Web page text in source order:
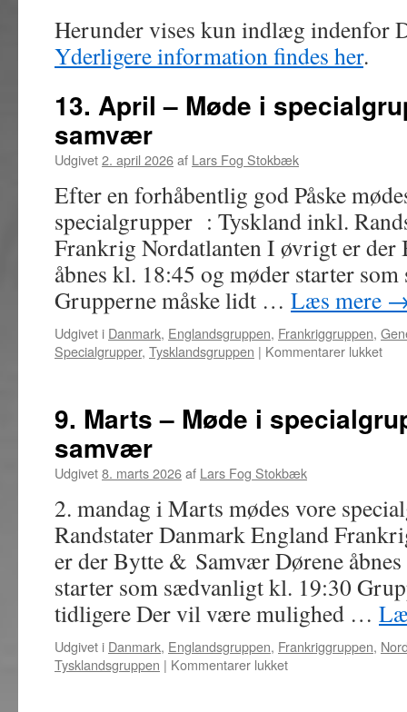
Herunder vises kun indlæg indenfor
Yderligere information findes her.
13. April – Møde i
samvær
Udgivet2. april 2026af Lars Fog Stokbæk
Efter en forhåbentlig god Påske
specialgrupper : Tyskland inkl.
Frankrig Nordatlanten I øvrigt er
åbnes kl. 18:45 og møder starter
Grupperne måske lidt … Læs mere
Udgivet i Danmark, Englandsgruppen, Frankriggruppen,
Specialgrupper, Tysklandsgruppen | Kommentarer lukkettil
9. Marts – Møde i
samvær
Udgivet8. marts 2026af Lars Fog Stokbæk
2. mandag i Marts mødes vore
Randstater Danmark England
er der Bytte & Samvær Dørene
starter som sædvanligt kl. 19:30
tidligere Der vil være mulighed …
Udgivet i Danmark, Englandsgruppen, Frankriggruppen,
Tysklandsgruppen | Kommentarer lukkettil